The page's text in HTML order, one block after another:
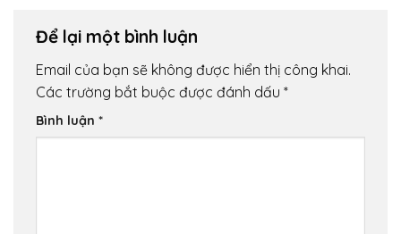
Để lại một bình luận
Email của bạn sẽ không được hiển thị công khai.
Các trường bắt buộc được đánh dấu *
Bình luận *